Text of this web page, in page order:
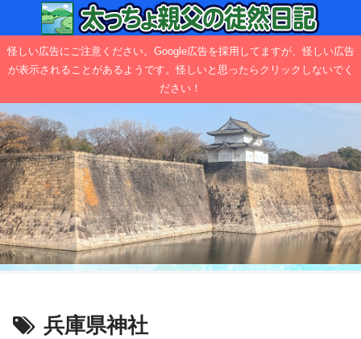
怪しい広告にご注意ください。Google広告を採用してますが、怪しい広告
が表示されることがあるようです。怪しいと思ったらクリックしないでく
ださい！
兵庫県神社